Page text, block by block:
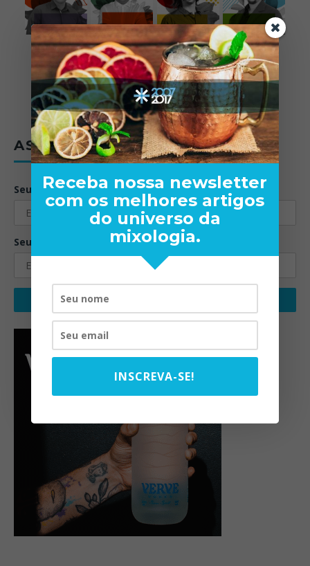
ASSINE A NEWSLETTER
Seu nome:
Seu email:
Receba nossa newsletter
com os melhores artigos
do universo da
mixologia.
INSCREVA-SE!